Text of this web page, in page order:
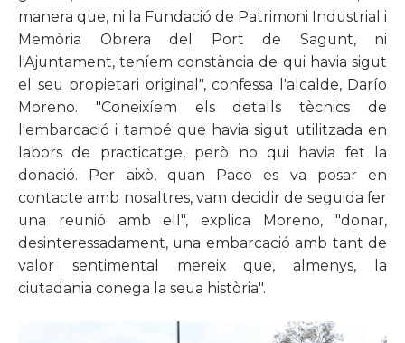
manera que, ni la Fundació de Patrimoni Industrial i
Memòria Obrera del Port de Sagunt, ni
l'Ajuntament, teníem constància de qui havia sigut
el seu propietari original", confessa l'alcalde, Darío
Moreno. "Coneixíem els detalls tècnics de
l'embarcació i també que havia sigut utilitzada en
labors de practicatge, però no qui havia fet la
donació. Per això, quan Paco es va posar en
contacte amb nosaltres, vam decidir de seguida fer
una reunió amb ell", explica Moreno, "donar,
desinteressadament, una embarcació amb tant de
valor sentimental mereix que, almenys, la
ciutadania conega la seua història".